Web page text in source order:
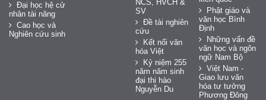
Đại học hệ cử
nhân tài năng
Cao học và
Nghiên cứu sinh
NCS, HVCH &
SV
Đề tài nghiên
cứu
Kết nối văn
hóa Việt
Kỷ niệm 255
năm năm sinh
đại thi hào
Nguyễn Du
Phật giáo và
văn học Bình
Định
Những vấn đề
văn học và ngôn
ngữ Nam Bộ
Việt Nam -
Giao lưu văn
hóa tư tưởng
Phương Đông